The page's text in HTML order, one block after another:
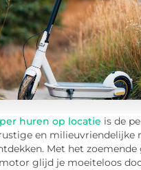
huren op locatie is de
en milieuvriendelijke
Met het zoemende
glijd je moeiteloos